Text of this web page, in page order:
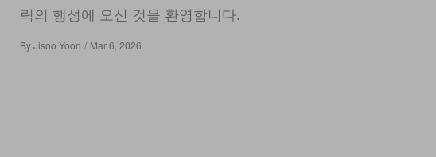
By Jisoo Yoon / Mar 6, 2026